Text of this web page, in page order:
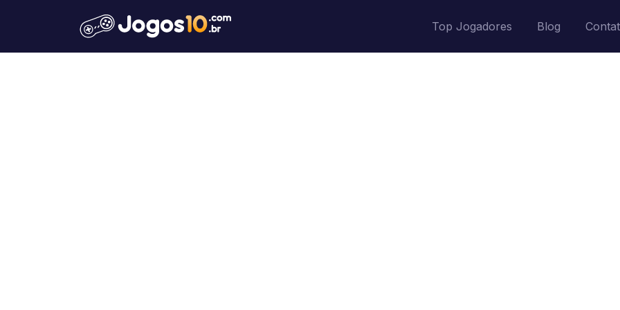
Top Jogadores Blog